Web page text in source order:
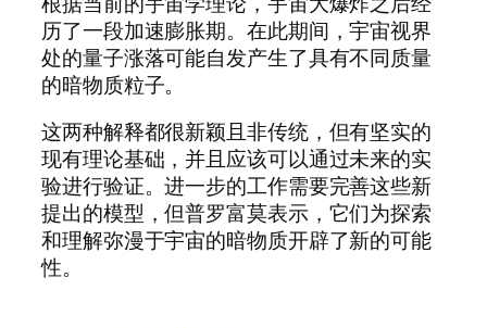
历了一段加速膨胀期。在此期间，宇宙视界
处的量子涨落可能自发产生了具有不同质量
的暗物质粒子。
这两种解释都很新颖且非传统，但有坚实的
现有理论基础，并且应该可以通过未来的实
验进行验证。进一步的工作需要完善这些新
提出的模型，但普罗富莫表示，它们为探索
和理解弥漫于宇宙的暗物质开辟了新的可能
性。